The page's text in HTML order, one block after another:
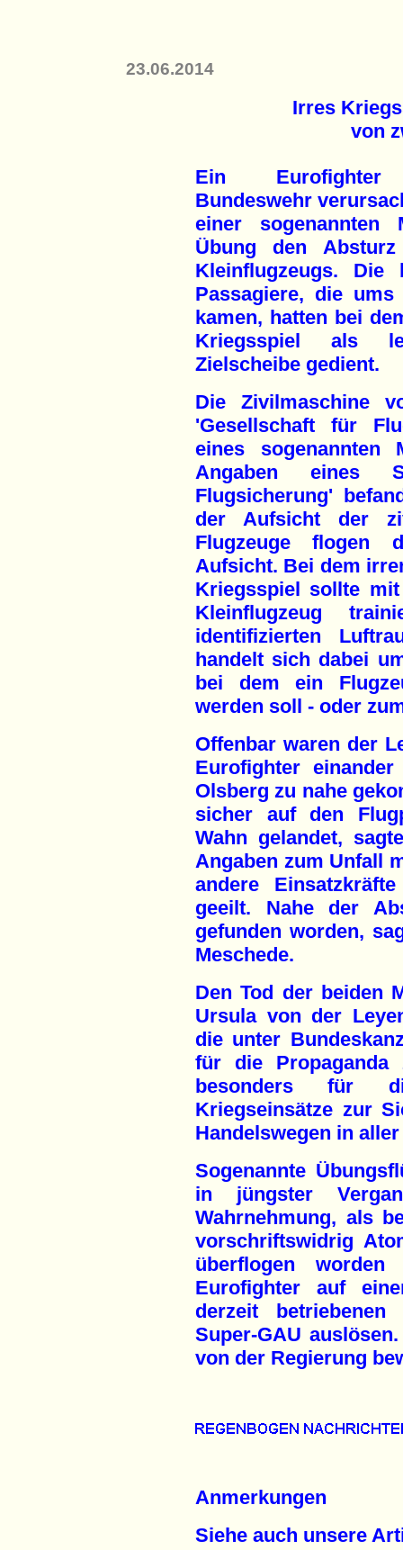
23.06.2014
Irres
von
Ein
Bundeswehr
einer sogenannten
Übung den
Kleinflugzeugs. Die
Passagiere, die ums
kamen, hatten bei
Kriegsspiel als
Zielscheibe gedient.
Die Zivilmaschine
'Gesellschaft für
eines
Angaben eines
Flugsicherung'
der Aufsicht der
Flugzeuge flogen
Aufsicht. Bei dem
Kriegsspiel sollte
Kleinflugzeug
identifizierten
handelt sich dabei
bei dem ein
werden soll - oder
Offenbar waren der
Eurofighter
Olsberg zu nahe
sicher auf den
Wahn gelandet,
Angaben zum Unfall
andere
geeilt. Nahe der
gefunden worden,
Meschede.
Den Tod der beiden
Ursula von der
die unter
für die
besonders für
Kriegseinsätze zur
Handelswegen in
Sogenannte
in jüngster
Wahrnehmung, als
vorschriftswidrig
überflogen
Eurofighter auf
derzeit betriebenen
Super-GAU
von der Regierung
Anmerkungen
Siehe auch unsere